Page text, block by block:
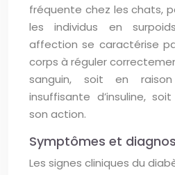
fréquente chez les chats,
les individus en
affection se caractérise
corps à réguler
sanguin, soit en raison
insuffisante d’insuline,
son action.
Symptômes et
Les signes cliniques du